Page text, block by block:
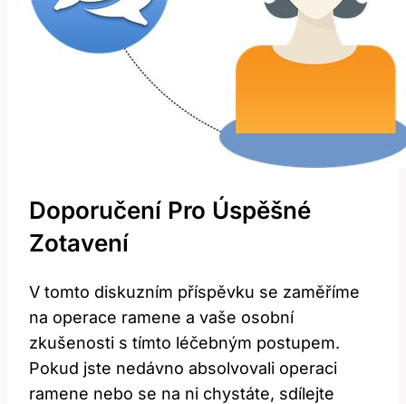
Doporučení Pro Úspěšné
Zotavení
V tomto diskuzním příspěvku se zaměříme
na operace ramene a vaše osobní
zkušenosti s tímto léčebným postupem.
Pokud jste nedávno absolvovali operaci
ramene nebo se na ni chystáte, sdílejte